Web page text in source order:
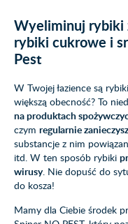
Wyeliminuj rybiki
rybiki cukrowe i
Pest
W Twojej łazience są
większą obecność? To
na produktach
czym regularnie
substancje z nim
itd. W ten sposób rybiki
wirusy. Nie dopuść do
do kosza!
Mamy dla Ciebie środek